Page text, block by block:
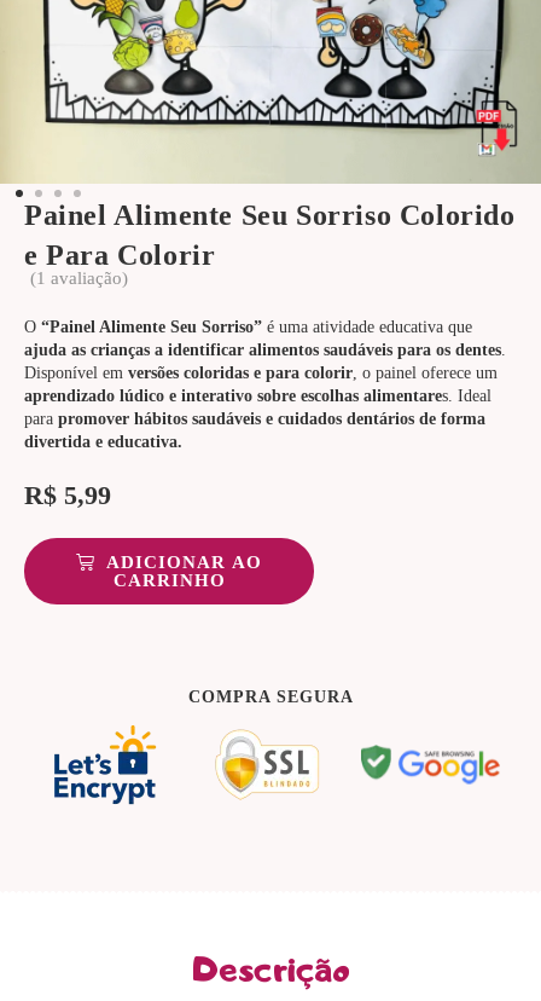
Painel Alimente Seu Sorriso Colorido
e Para Colorir
(1 avaliação)
O “Painel Alimente Seu Sorriso” é uma atividade educativa que
ajuda as crianças a identificar alimentos saudáveis para os dentes.
Disponível em versões coloridas e para colorir, o painel oferece um
aprendizado lúdico e interativo sobre escolhas alimentares. Ideal
para promover hábitos saudáveis e cuidados dentários de forma
divertida e educativa.
R$ 5,99
ADICIONAR AO
CARRINHO
COMPRA SEGURA
Descrição